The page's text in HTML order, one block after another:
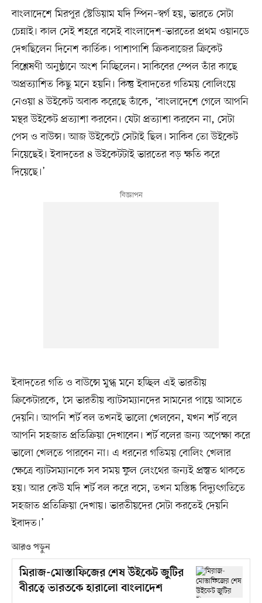
বাংলাদেশে মিরপুর স্টেডিয়াম যদি স্পিন–স্বর্গ হয়, ভারতে সেটা
চেন্নাই। কাল সেই শহরে বসেই বাংলাদেশ-ভারতের প্রথম ওয়ানডে
দেখছিলেন দিনেশ কার্তিক। পাশাপাশি ক্রিকবাজের ক্রিকেট
বিশ্লেষণী অনুষ্ঠানে অংশ নিচ্ছিলেন। সাকিবের স্পেল তাঁর কাছে
অপ্রত্যাশিত কিছু মনে হয়নি। কিন্তু ইবাদতের গতিময় বোলিংয়ে
নেওয়া ৪ উইকেট অবাক করেছে তাঁকে, ‘বাংলাদেশে গেলে আপনি
মন্থর উইকেট প্রত্যাশা করবেন। যেটা প্রত্যাশা করবেন না, সেটা
পেস ও বাউন্স। আজ উইকেটে সেটাই ছিল। সাকিব তো উইকেট
নিয়েছেই। ইবাদতের ৪ উইকেটটাই ভারতের বড় ক্ষতি করে
দিয়েছে।’
ইবাদতের গতি ও বাউন্সে মুগ্ধ মনে হচ্ছিল এই ভারতীয়
ক্রিকেটারকে, ‘সে ভারতীয় ব্যাটসম্যানদের সামনের পায়ে আসতে
দেয়নি। আপনি শর্ট বল তখনই ভালো খেলবেন, যখন শর্ট বলে
আপনি সহজাত প্রতিক্রিয়া দেখাবেন। শর্ট বলের জন্য অপেক্ষা করে
ভালো খেলতে পারবেন না। এ ধরনের গতিময় বোলিং খেলার
ক্ষেত্রে ব্যাটসম্যানকে সব সময় ফুল লেংথের জন্যই প্রস্তুত থাকতে
হয়। আর কেউ যদি শর্ট বল করে বসে, তখন মস্তিষ্ক বিদ্যুৎগতিতে
সহজাত প্রতিক্রিয়া দেখায়। ভারতীয়দের সেটা করতেই দেয়নি
ইবাদত।’
আরও পড়ুন
মিরাজ-মোস্তাফিজের শেষ উইকেট জুটির
বীরত্বে ভারতকে হারালো বাংলাদেশ